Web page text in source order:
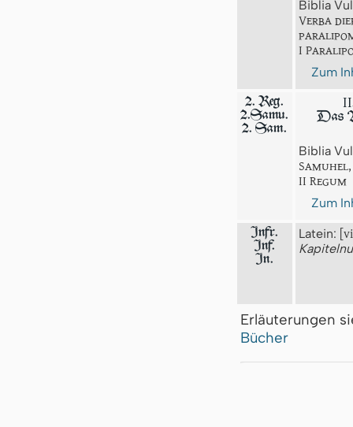
Biblia
Verba
I
Zum
2. Reg.
2.Samu.
2. Sam.
II
Das
Biblia
Samuhel,
II Regum
Zum
Infr.
Inf.
In.
Latein:
Erläuterungen
Bücher